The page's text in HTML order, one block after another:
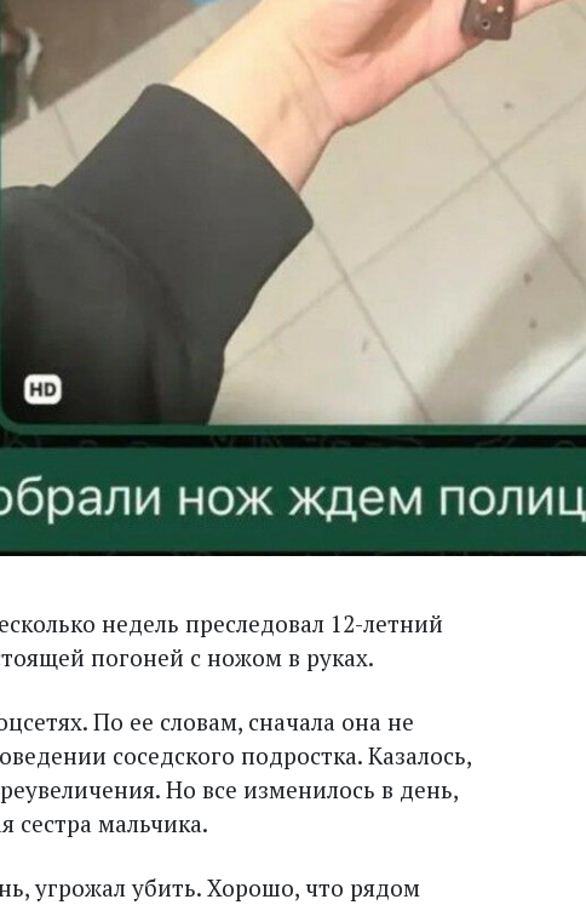
недель преследовал 12-летний
погоней с ножом в руках.
По ее словам, сначала она не
соседского подростка. Казалось,
Но все изменилось в день,
сестра мальчика.
угрожал убить. Хорошо, что рядом